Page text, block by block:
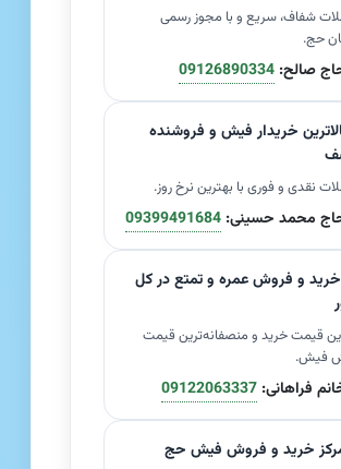
شفاف، سریع و با مجوز رسمی
حج.
صالح: 09126890334
خریدار فیش و فروشنده
نقدی و فوری با بهترین نرخ روز.
محمد حسینی: 09399491684
و فروش عمره و تمتع در کل
قیمت خرید و منصفانه‌ترین قیمت
فیش.
فراهانی: 09122063337
خرید و فروش فیش حج